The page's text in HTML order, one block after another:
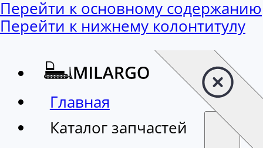
Перейти к основному содержанию
Перейти к нижнему колонтитулу
Главная
Каталог запчастей